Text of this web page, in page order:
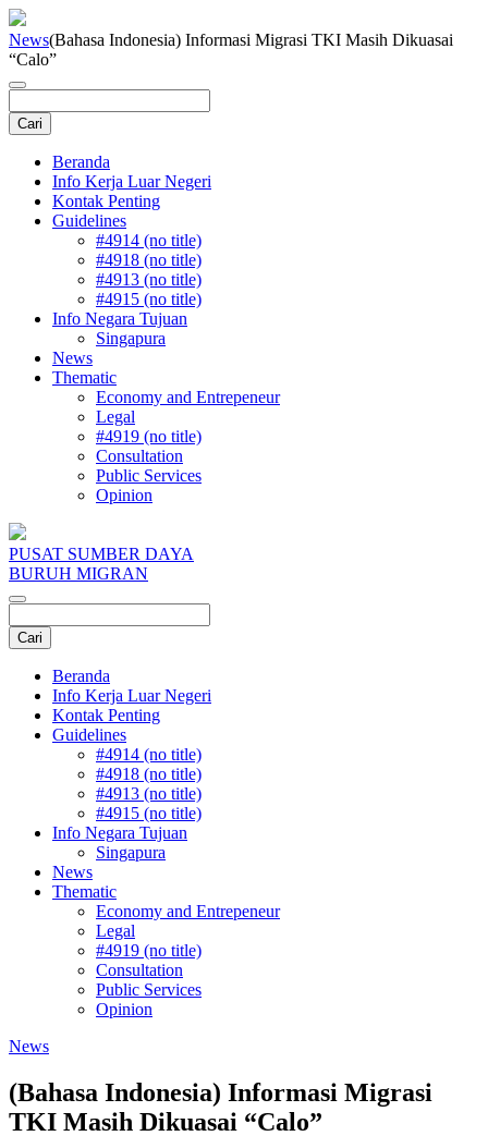
News(Bahasa Indonesia) Informasi Migrasi TKI Masih Dikuasai
“Calo”
Beranda
Info Kerja Luar Negeri
Kontak Penting
Guidelines
#4914 (no title)
#4918 (no title)
#4913 (no title)
#4915 (no title)
Info Negara Tujuan
Singapura
News
Thematic
Economy and Entrepeneur
Legal
#4919 (no title)
Consultation
Public Services
Opinion
PUSAT SUMBER DAYA
BURUH MIGRAN
Beranda
Info Kerja Luar Negeri
Kontak Penting
Guidelines
#4914 (no title)
#4918 (no title)
#4913 (no title)
#4915 (no title)
Info Negara Tujuan
Singapura
News
Thematic
Economy and Entrepeneur
Legal
#4919 (no title)
Consultation
Public Services
Opinion
News
(Bahasa Indonesia) Informasi Migrasi
TKI Masih Dikuasai “Calo”